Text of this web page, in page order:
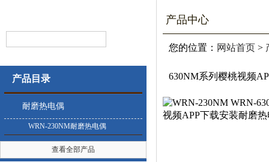
产品目录
耐磨热电偶
WRN-230NM耐磨热电偶
查看全部产品
产品中心
您的位置： 网站首页 >
630NM系列樱桃视频